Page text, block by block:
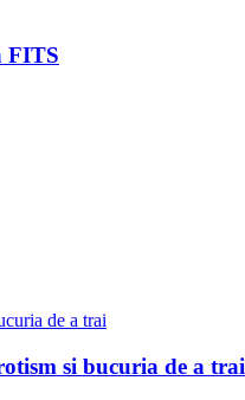
FITS
si bucuria de a trai